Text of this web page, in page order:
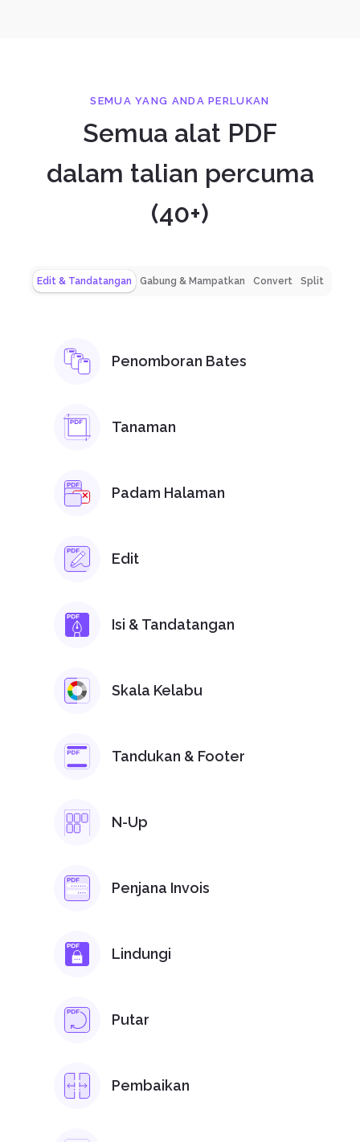
SEMUA YANG ANDA PERLUKAN
Semua alat PDF
dalam talian percuma
(40+)
Edit & Tandatangan Gabung & Mampatkan Convert Split
Penomboran Bates
Tanaman
Padam Halaman
Edit
Isi & Tandatangan
Skala Kelabu
Tandukan & Footer
N-Up
Penjana Invois
Lindungi
Putar
Pembaikan